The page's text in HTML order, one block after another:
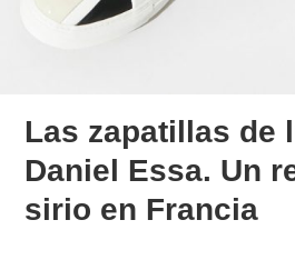
Las zapatillas de
Daniel Essa. Un
sirio en Francia